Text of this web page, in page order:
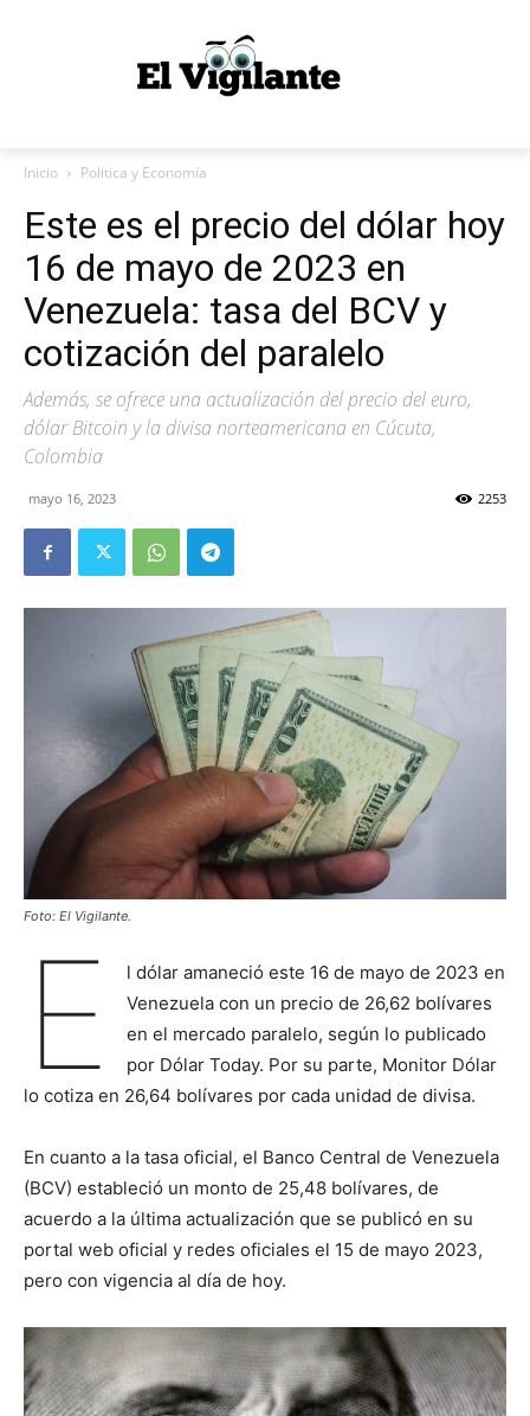
Inicio Politica y Economía
Este es el precio del dólar hoy
16 de mayo de 2023 en
Venezuela: tasa del BCV y
cotización del paralelo
Además, se ofrece una actualización del precio del euro,
dólar Bitcoin y la divisa norteamericana en Cúcuta,
Colombia
mayo 16, 2023 2253
Foto: El Vigilante.
E
l dólar amaneció este 16 de mayo de 2023 en
Venezuela con un precio de 26,62 bolívares
en el mercado paralelo, según lo publicado
por Dólar Today. Por su parte, Monitor Dólar
lo cotiza en 26,64 bolívares por cada unidad de divisa.
En cuanto a la tasa oficial, el Banco Central de Venezuela
(BCV) estableció un monto de 25,48 bolívares, de
acuerdo a la última actualización que se publicó en su
portal web oficial y redes oficiales el 15 de mayo 2023,
pero con vigencia al día de hoy.